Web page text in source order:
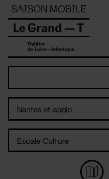
Panneau de gestion des cookies